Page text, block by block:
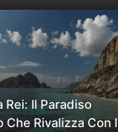
Rei: Il Paradiso
Che Rivalizza Con I